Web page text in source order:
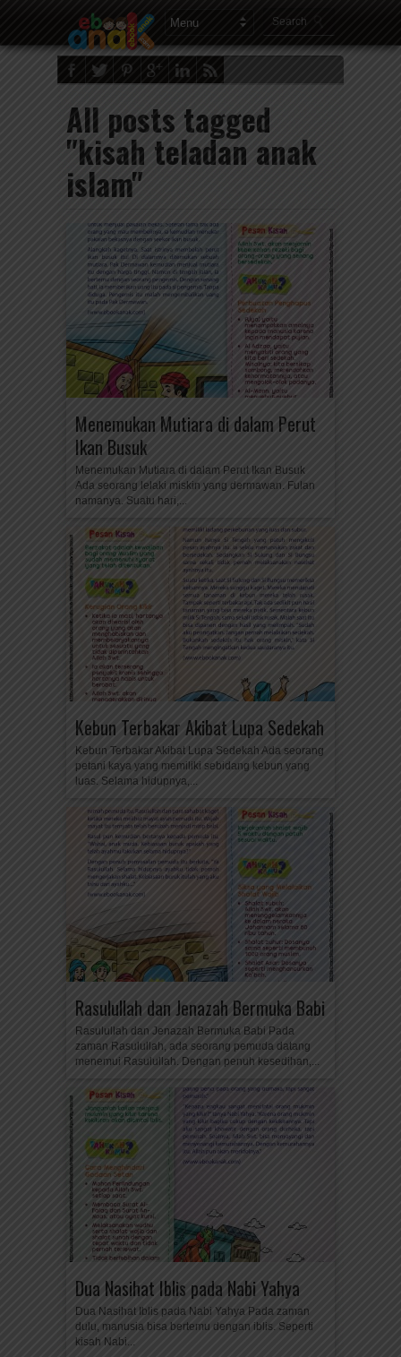
All posts tagged
"kisah teladan anak
islam"
Menemukan Mutiara di dalam Perut
Ikan Busuk
Menemukan Mutiara di dalam Perut Ikan Busuk
Ada seorang lelaki miskin yang dermawan. Fulan
namanya. Suatu hari,...
Kebun Terbakar Akibat Lupa Sedekah
Kebun Terbakar Akibat Lupa Sedekah Ada seorang
petani kaya yang memiliki sebidang kebun yang
luas. Selama hidupnya,...
Rasulullah dan Jenazah Bermuka Babi
Rasulullah dan Jenazah Bermuka Babi Pada
zaman Rasulullah, ada seorang pemuda datang
menemui Rasulullah. Dengan penuh kesedihan,...
Dua Nasihat Iblis pada Nabi Yahya
Dua Nasihat Iblis pada Nabi Yahya Pada zaman
dulu, manusia bisa bertemu dengan iblis. Seperti
kisah Nabi...